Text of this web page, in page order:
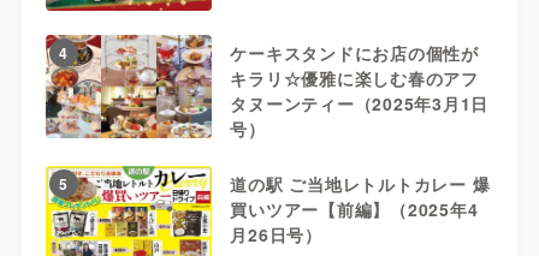
4
ケーキスタンドにお店の個性が
キラリ☆優雅に楽しむ春のアフ
タヌーンティー（2025年3月1日
号）
5
道の駅 ご当地レトルトカレー 爆
買いツアー【前編】（2025年4
月26日号）